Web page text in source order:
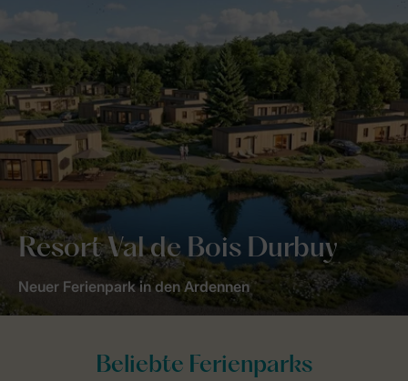
Resort Val de Bois Durbuy
Neuer Ferienpark in den Ardennen